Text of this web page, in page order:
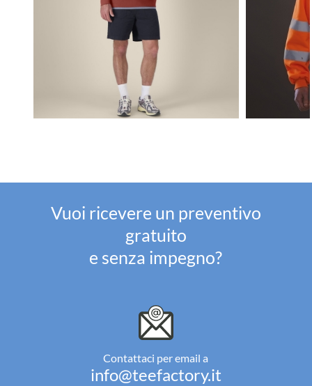
Vuoi ricevere un preventivo
gratuito
e senza impegno?
Contattaci per email a
info@teefactory.it